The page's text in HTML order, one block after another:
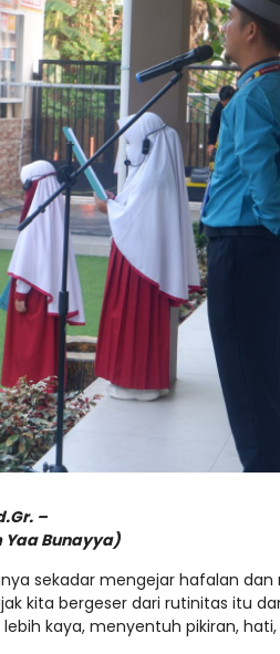
–
Yaa Bunayya)
sekadar mengejar hafalan dan
kita bergeser dari rutinitas itu
kaya, menyentuh pikiran,